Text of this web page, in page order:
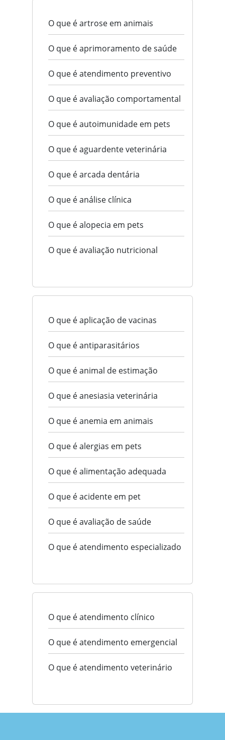
O que é artrose em animais
O que é aprimoramento de saúde
O que é atendimento preventivo
O que é avaliação comportamental
O que é autoimunidade em pets
O que é aguardente veterinária
O que é arcada dentária
O que é análise clínica
O que é alopecia em pets
O que é avaliação nutricional
O que é aplicação de vacinas
O que é antiparasitários
O que é animal de estimação
O que é anesiasia veterinária
O que é anemia em animais
O que é alergias em pets
O que é alimentação adequada
O que é acidente em pet
O que é avaliação de saúde
O que é atendimento especializado
O que é atendimento clínico
O que é atendimento emergencial
O que é atendimento veterinário